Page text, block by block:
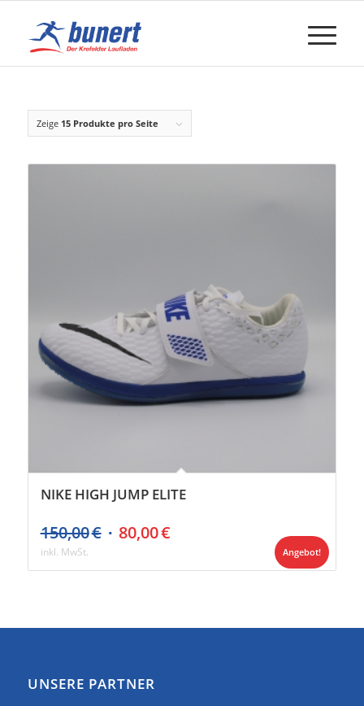
Zeige 15 Produkte pro Seite
NIKE HIGH JUMP ELITE
150,00€ Ursprünglicher
war:
80,00€Aktueller
ist:
inkl. MwSt. Angebot!
UNSERE PARTNER